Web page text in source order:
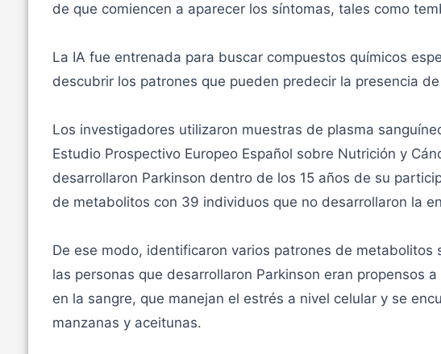
de que comiencen a aparecer los síntomas, tales como
La IA fue entrenada para buscar compuestos químicos
descubrir los patrones que pueden predecir la presencia
Los investigadores utilizaron muestras de plasma
Estudio Prospectivo Europeo Español sobre Nutrición y
desarrollaron Parkinson dentro de los 15 años de su
de metabolitos con 39 individuos que no desarrollaron la
De ese modo, identificaron varios patrones de metabolitos
las personas que desarrollaron Parkinson eran propensos
en la sangre, que manejan el estrés a nivel celular y se
manzanas y aceitunas.